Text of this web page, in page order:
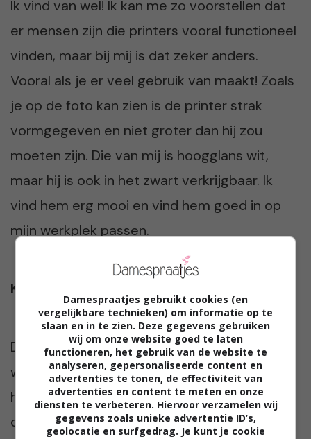
Ik vind van wel! Ik kan me zo voorstellen dat
er mensen zijn die printers vooral functioneel
vinden, maar bij mij is dat zeker anders.
Vooral als je er veel gebruik van maakt! Zoals
je op de foto kan zien is de printer strak
vormgegeven en niet groter dan hij zou
moeten zijn. Die van mij is hoogglans wit,
maar hij is ook in het zwart verkrijgbaar. Ik
vind hem erg mooi en vind hem goed in op
mijn werkplek passen.
Kwaliteit
De fotoprints zijn van erg hoge kwaliteit,
waardoor ze heel geschikt zijn om op te
hangen en neer te zetten. Let wel op: maak
dan gebruik van fotopapier! Dit geeft een
Damespraatjes gebruikt cookies (en
vergelijkbare technieken) om informatie op te
slaan en in te zien. Deze gegevens gebruiken
wij om onze website goed te laten
functioneren, het gebruik van de website te
analyseren, gepersonaliseerde content en
advertenties te tonen, de effectiviteit van
advertenties en content te meten en onze
diensten te verbeteren. Hiervoor verzamelen wij
gegevens zoals unieke advertentie ID’s,
geolocatie en surfgedrag. Je kunt je cookie